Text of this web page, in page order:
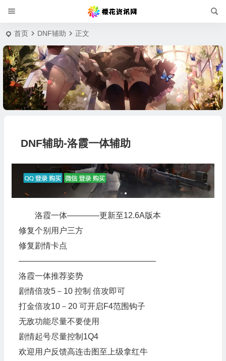
首页 DNF辅助 正文
DNF辅助-洛霞一体辅助
洛霞一体————更新至12.6A版本
修复个别用户三方
修复剧情卡点
—————————————————
洛霞一体推荐姿势
剧情倍攻5－10 控制 倍攻即可
打金倍攻10－20 可开启F4范围钩子
无敌功能尽量不要使用
剧情起号尽量控制1Q4
欢迎用户反馈高连击图至上级拿红牛